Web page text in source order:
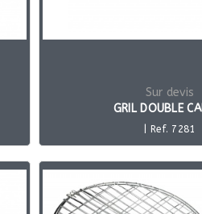
Sur devis
GRIL DOUBLE
| Ref. 7281